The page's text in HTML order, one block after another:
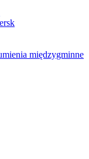
międzygminne